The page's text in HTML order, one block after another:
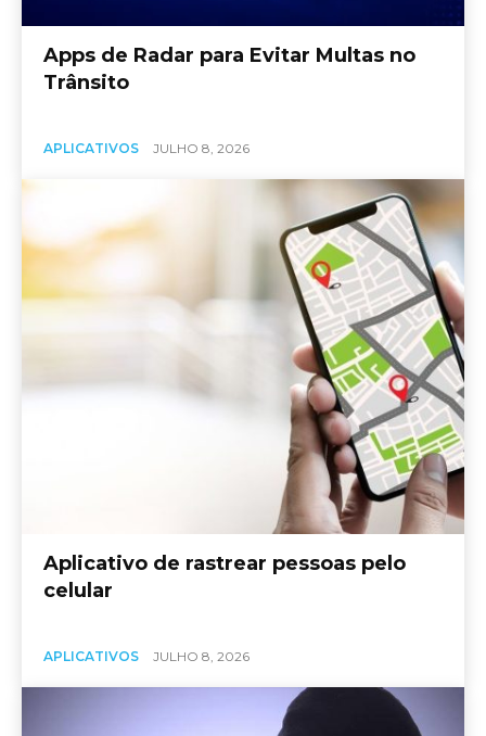
Apps de Radar para Evitar Multas no
Trânsito
APLICATIVOS JULHO 8, 2026
Aplicativo de rastrear pessoas pelo
celular
APLICATIVOS JULHO 8, 2026